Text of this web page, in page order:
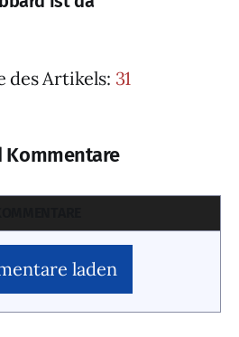
des Artikels: 31
Kommentare
laden